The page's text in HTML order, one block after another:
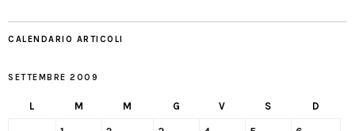
CALENDARIO ARTICOLI
SETTEMBRE 2009
L M M G V S D